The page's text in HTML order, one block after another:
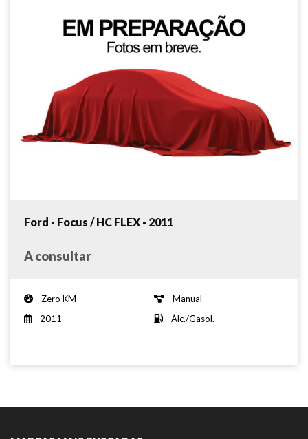
Ford - Focus / HC FLEX - 2011
A consultar
Zero KM
Manual
2011
Álc./Gasol.